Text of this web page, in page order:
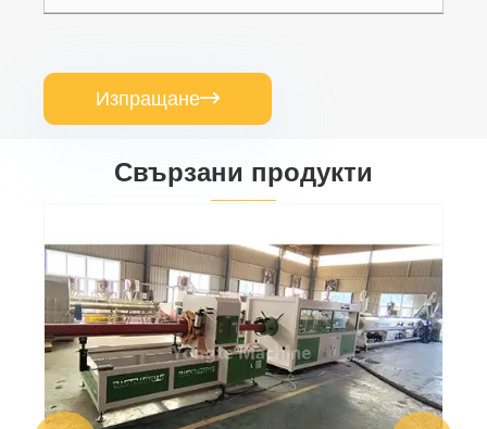
Изпращане
Свързани продукти
Линия за производство на PVC тръби
280-500 мм
Виж повече >>